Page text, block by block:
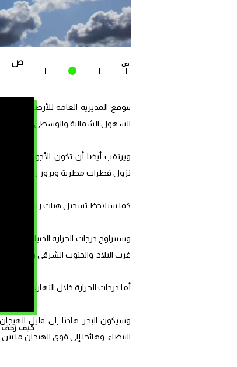
كيف زحف
ص ص
تتوقع المديرية العامة للأرصاد
السهول الشمالية والوسطى وشمال
ويرتقب أيضا أن تكون الأجواء غائمة
نزول قطرات مطرية وبروز رعد متفرق.
كما سيلاحظ تسجيل هبات رياح معتدلة
غرب البلاد، والجنوب الشرقي وأقصى جنوب الأقاليم
أما درجات الحرارة خلال النهار، فستكون
وسيكون البحر هادئا إلى قليل
البيضاء، وهائجا إلى قوي الهيجان ما